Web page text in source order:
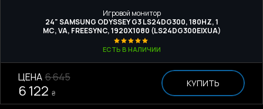
Игровой монитор
24" SAMSUNG ODYSSEY G3 LS24DG300, 180HZ, 1
МС, VA, FREESYNC, 1920X1080 (LS24DG300EIXUA)
ЕСТЬ В НАЛИЧИИ
ЦЕНА 6 645
6 122 ₴
КУПИТЬ